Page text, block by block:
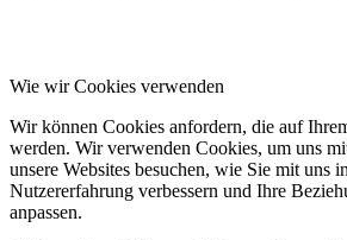
Wie wir Cookies verwenden
Wir können Cookies anfordern, die auf
werden. Wir verwenden Cookies, um uns
unsere Websites besuchen, wie Sie mit uns
Nutzererfahrung verbessern und Ihre
anpassen.